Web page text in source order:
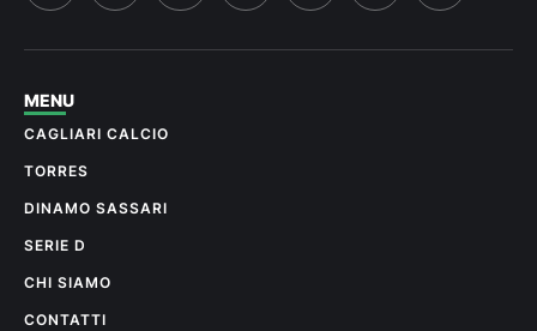
MENU
CAGLIARI CALCIO
TORRES
DINAMO SASSARI
SERIE D
CHI SIAMO
CONTATTI